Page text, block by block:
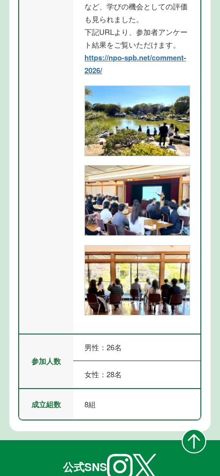
など、学びの機会としての評価
も見られました。
下記URLより、参加者アンケー
ト結果をご覧いただけます。
https://npo-spb.net/comment-
2026/
参加人数
男性：26名
女性：28名
成立組数 8組
公式SNS